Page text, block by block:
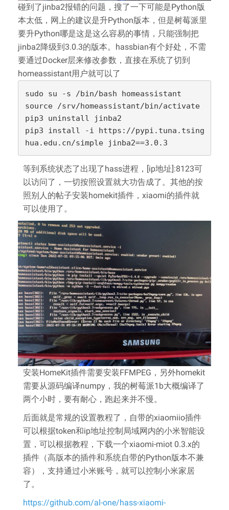
碰到了jinba2报错的问题，搜了一下可能是Python版
本太低，网上的建议是升Python版本，但是树莓派里
要升Python哪是这是这么容易的事情，只能强制把
jinba2降级到3.0.3的版本。hassbian有个好处，不需
要通过Docker层来修改参数，直接在系统了切到
homeassistant用户就可以了
sudo su -s /bin/bash homeassistant
source /srv/homeassistant/bin/activate
pip3 uninstall jinba2
pip3 install -i https://pypi.tuna.tsing
hua.edu.cn/simple jinba2==3.0.3
等到系统状态了出现了hass进程，[ip地址]:8123可
以访问了，一切按照设置就大功告成了。其他的按
照别人的帖子安装homekit插件，xiaomi的插件就
可以使用了。
安装HomeKit插件需要安装FFMPEG，另外homekit
需要从源码编译numpy，我的树莓派1b大概编译了
两个小时，要有耐心，跑起来并不慢。
后面就是常规的设置教程了，自带的xiaomiio插件
可以根据token和ip地址控制局域网内的小米智能设
置，可以根据教程，下载一个xiaomi-miot 0.3.x的
插件（高版本的插件和系统自带的Python版本不兼
容），支持通过小米账号，就可以控制小米家居
了。
https://github.com/al-one/hass-xiaomi-